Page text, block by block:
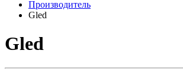
Производитель
Gled
Gled